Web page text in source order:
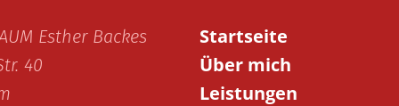
Esther Backes
40
Startseite
Über mich
Leistungen